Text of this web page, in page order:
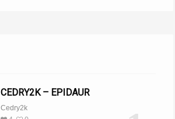
CEDRY2K – EPIDAUR
Cedry2k